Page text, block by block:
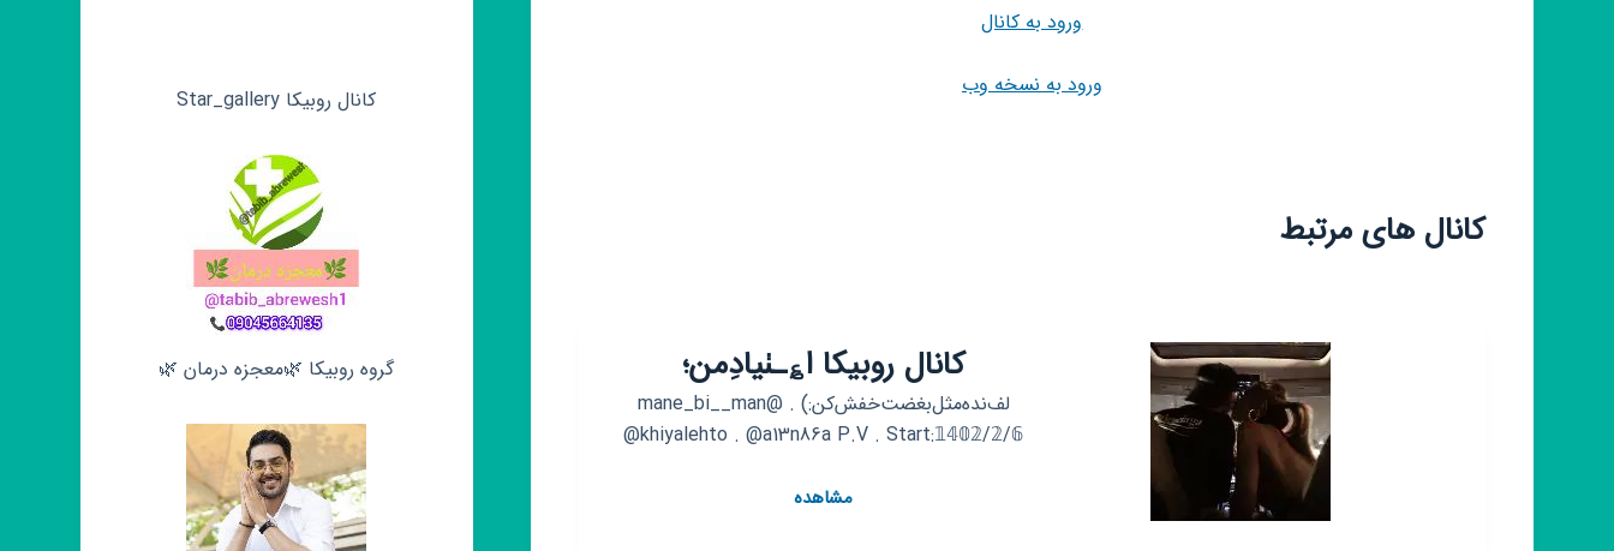
ورود به کانال
ورود به نسخه وب
کانال های مرتبط
کانال روبیکا ا؏ـٺیاد‌ِمن؛
لف‌نده‌مثل‌بغضت‌خفش‌کن‌:) . @mane_bi__man
@khiyalehto . @a13n86a P.V . Start:𝟙𝟜𝟘𝟚/𝟚/𝟞
مشاهدهکانال
کانال روبیکا Star_gallery
گروه روبیکا 🌿معجزه درمان 🌿